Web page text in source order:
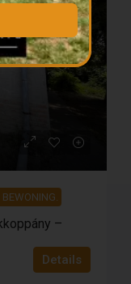
–
Details